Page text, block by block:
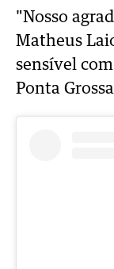
"Nosso
Matheus
sensível
Ponta